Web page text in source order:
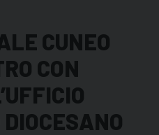
CUNEO
CON